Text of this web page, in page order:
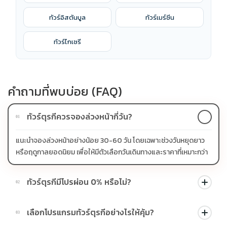
ทัวร์อิสตันบูล ทัวร์เมร์ซีน
ทัวร์ไกเซรี
คำถามที่พบบ่อย (FAQ)
01 ทัวร์ตุรกีควรจองล่วงหน้ากี่วัน?
แนะนำจองล่วงหน้าอย่างน้อย 30-60 วัน โดยเฉพาะช่วงวันหยุดยาว
หรือฤดูกาลยอดนิยม เพื่อให้มีตัวเลือกวันเดินทางและราคาที่เหมาะกว่า
02 ทัวร์ตุรกีมีโปรผ่อน 0% หรือไม่?
บางโปรแกรมมีโปรผ่อน 0% หรือโปรโมชั่นบัตรเครดิตตามเงื่อนไขที่
บริษัทกำหนด สามารถดูสัญลักษณ์โปรโมชั่นในรายการทัวร์แต่ละ
03 เลือกโปรแกรมทัวร์ตุรกีอย่างไรให้คุ้ม?